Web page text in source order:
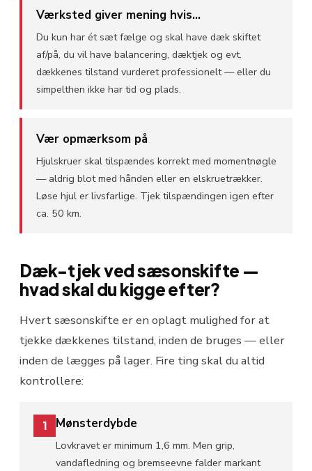
Værksted giver mening hvis...
Du kun har ét sæt fælge og skal have dæk skiftet
af/på, du vil have balancering, dæktjek og evt.
dækkenes tilstand vurderet professionelt — eller du
simpelthen ikke har tid og plads.
Vær opmærksom på
Hjulskruer skal tilspændes korrekt med momentnøgle
— aldrig blot med hånden eller en elskruetrækker.
Løse hjul er livsfarlige. Tjek tilspændingen igen efter
ca. 50 km.
Dæk-tjek ved sæsonskifte —
hvad skal du kigge efter?
Hvert sæsonskifte er en oplagt mulighed for at
tjekke dækkenes tilstand, inden de bruges — eller
inden de lægges på lager. Fire ting skal du altid
kontrollere:
1 Mønsterdybde
Lovkravet er minimum 1,6 mm. Men grip,
vandafledning og bremseevne falder markant